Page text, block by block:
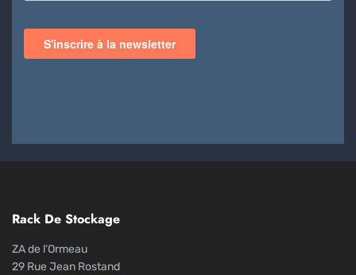
Rack De Stockage
ZA de l'Ormeau
29 Rue Jean Rostand